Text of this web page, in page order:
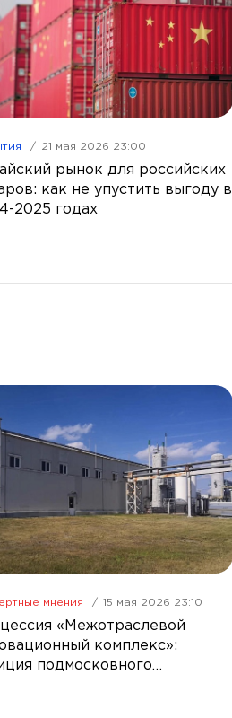
21 мая 2026 23:00
рынок для российских
как не упустить выгоду в
2025 годах
мнения 15 мая 2026 23:10
«Межотраслевой
комплекс»:
подмосковного